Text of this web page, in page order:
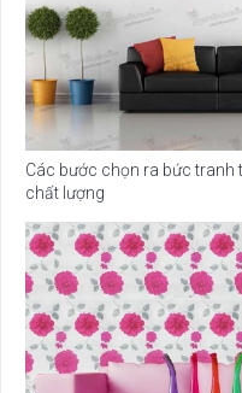
Các bước chọn ra bức tranh
chất lượng